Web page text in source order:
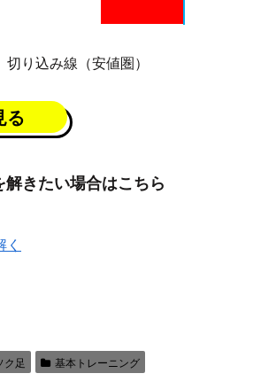
切り込み線（安値圏）
る
きたい場合はこちら
ク足 基本トレーニング